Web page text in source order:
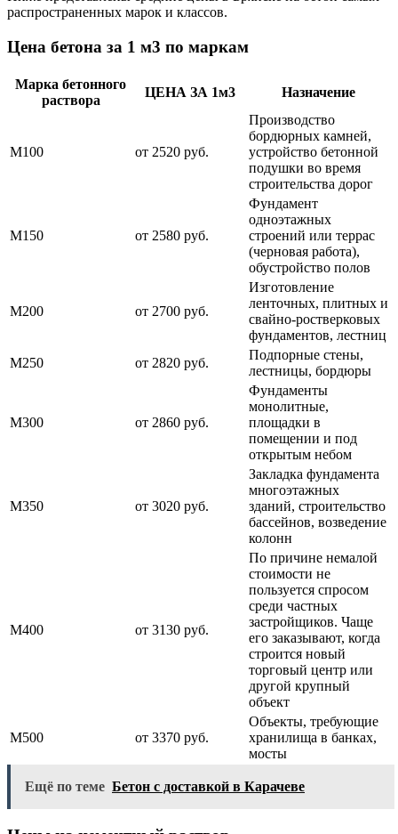
распространенных марок и классов.
Цена бетона за 1 м3 по маркам
Марка бетонного
раствора
ЦЕНА ЗА 1м3 Назначение
М100 от 2520 руб.
Производство
бордюрных камней,
устройство бетонной
подушки во время
строительства дорог
М150 от 2580 руб.
Фундамент
одноэтажных
строений или террас
(черновая работа),
обустройство полов
М200 от 2700 руб.
Изготовление
ленточных, плитных и
свайно-ростверковых
фундаментов, лестниц
М250
от 2820 руб.
Подпорные стены,
лестницы, бордюры
М300 от 2860 руб.
Фундаменты
монолитные,
площадки в
помещении и под
открытым небом
М350 от 3020 руб.
Закладка фундамента
многоэтажных
зданий, строительство
бассейнов, возведение
колонн
М400 от 3130 руб.
По причине немалой
стоимости не
пользуется спросом
среди частных
застройщиков. Чаще
его заказывают, когда
строится новый
торговый центр или
другой крупный
объект
М500 от 3370 руб.
Объекты, требующие
хранилища в банках,
мосты
Ещё по теме Бетон с доставкой в Карачеве